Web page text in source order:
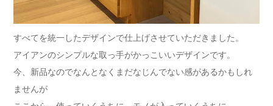
すべてを統一したデザインで仕上げさせていただきました。
アイアンのシンプルな取っ手がかっこいいデザインです。
今、新品なのでなんとなくまだなじんでない感があるかもしれ
ませんが